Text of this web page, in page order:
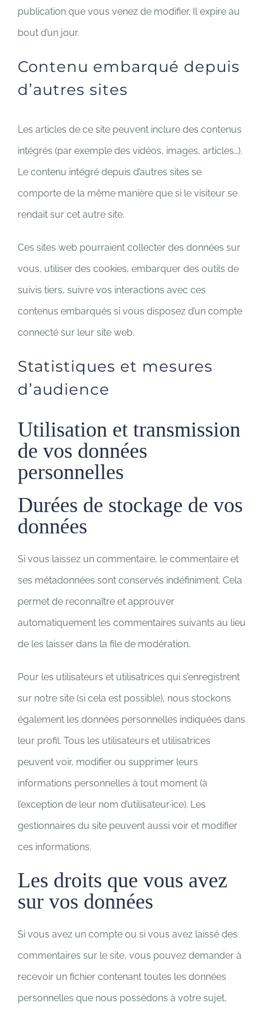
publication que vous venez de modifier. Il expire au
bout d’un jour.
Contenu embarqué depuis
d’autres sites
Les articles de ce site peuvent inclure des contenus
intégrés (par exemple des vidéos, images, articles…).
Le contenu intégré depuis d’autres sites se
comporte de la même manière que si le visiteur se
rendait sur cet autre site.
Ces sites web pourraient collecter des données sur
vous, utiliser des cookies, embarquer des outils de
suivis tiers, suivre vos interactions avec ces
contenus embarqués si vous disposez d’un compte
connecté sur leur site web.
Statistiques et mesures
d’audience
Utilisation et transmission
de vos données
personnelles
Durées de stockage de vos
données
Si vous laissez un commentaire, le commentaire et
ses métadonnées sont conservés indéfiniment. Cela
permet de reconnaître et approuver
automatiquement les commentaires suivants au lieu
de les laisser dans la file de modération.
Pour les utilisateurs et utilisatrices qui s’enregistrent
sur notre site (si cela est possible), nous stockons
également les données personnelles indiquées dans
leur profil. Tous les utilisateurs et utilisatrices
peuvent voir, modifier ou supprimer leurs
informations personnelles à tout moment (à
l’exception de leur nom d’utilisateur·ice). Les
gestionnaires du site peuvent aussi voir et modifier
ces informations.
Les droits que vous avez
sur vos données
Si vous avez un compte ou si vous avez laissé des
commentaires sur le site, vous pouvez demander à
recevoir un fichier contenant toutes les données
personnelles que nous possédons à votre sujet,